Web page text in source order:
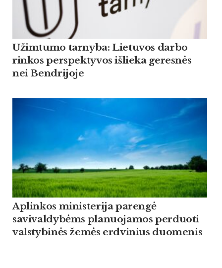
Užimtumo tarnyba: Lietuvos darbo
rinkos perspektyvos išlieka geresnės
nei Bendrijoje
Aplinkos ministerija parengė
savivaldybėms planuojamos perduoti
valstybinės žemės erdvinius duomenis